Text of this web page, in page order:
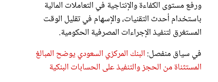
ورفع مستوى الكفاءة والإنتاجية في التعاملات المالية
باستخدام أحدث التقنيات، والإسهام في تقليل الوقت
المستغرق لتنفيذ الإجراءات المصرفية الحكومية.
في سياق منفصل: البنك المركزي السعودي يوضح المبالغ
المستثناة من الحجز والتنفيذ على الحسابات البنكية